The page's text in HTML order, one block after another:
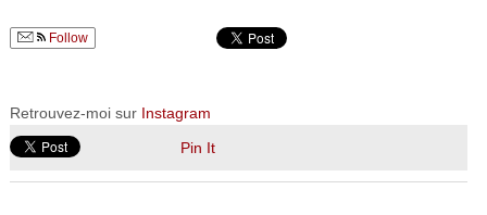
Follow
Retrouvez-moi sur Instagram
Pin It